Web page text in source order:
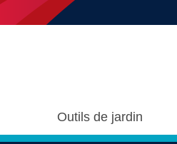
Outils de jardin